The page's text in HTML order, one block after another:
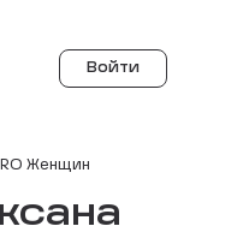
Войти
Женщин